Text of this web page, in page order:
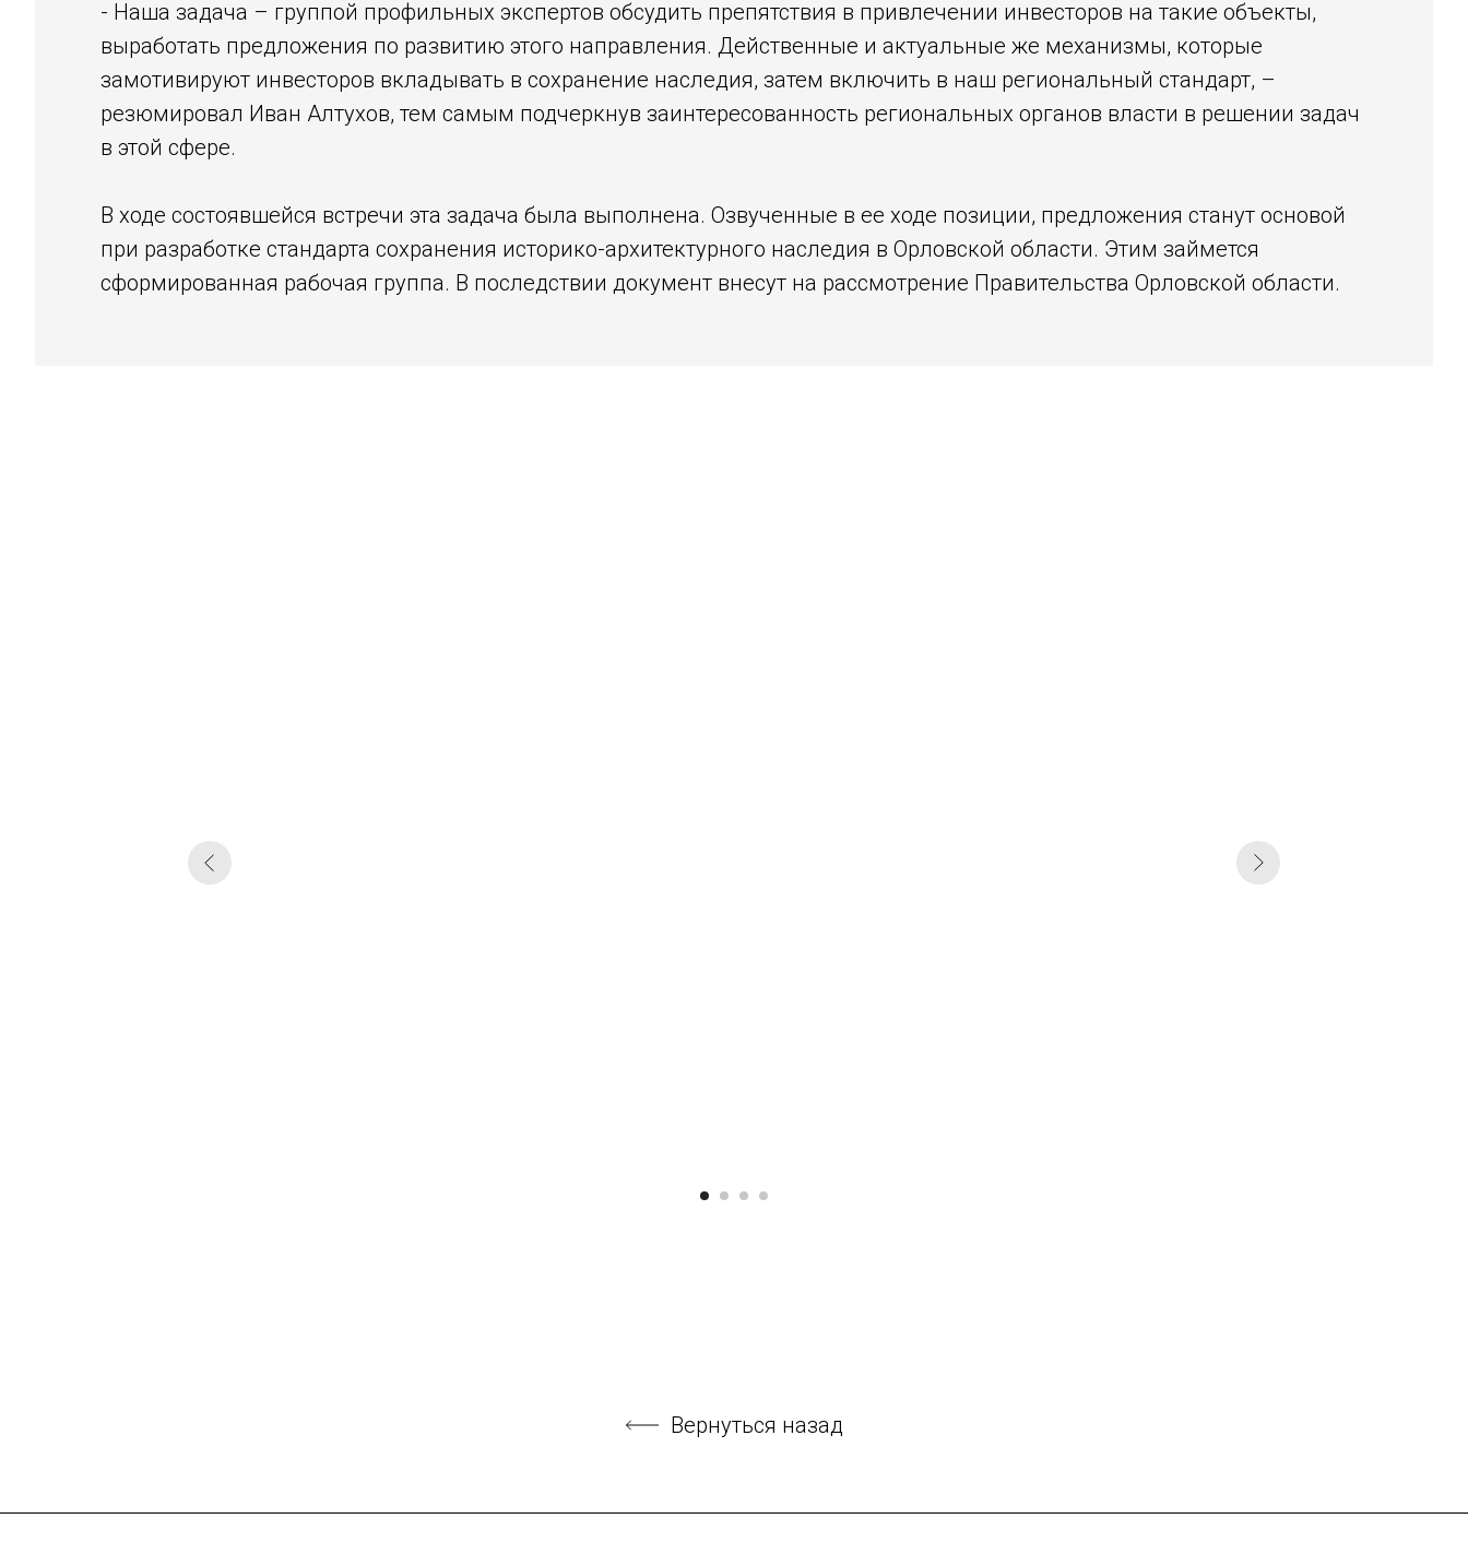
- Наша задача – группой профильных экспертов обсудить препятствия в привлечении инвесторов на такие объекты,
выработать предложения по развитию этого направления. Действенные и актуальные же механизмы, которые
замотивируют инвесторов вкладывать в сохранение наследия, затем включить в наш региональный стандарт, –
резюмировал Иван Алтухов, тем самым подчеркнув заинтересованность региональных органов власти в решении задач
в этой сфере.
В ходе состоявшейся встречи эта задача была выполнена. Озвученные в ее ходе позиции, предложения станут основой
при разработке стандарта сохранения историко-архитектурного наследия в Орловской области. Этим займется
сформированная рабочая группа. В последствии документ внесут на рассмотрение Правительства Орловской области.
Вернуться назад